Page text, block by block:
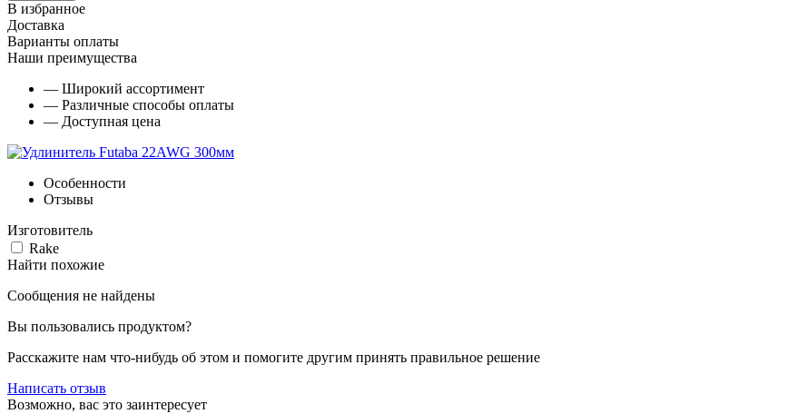
В избранное
Доставка
Варианты оплаты
Наши преимущества
— Широкий ассортимент
— Различные способы оплаты
— Доступная цена
Особенности
Отзывы
Изготовитель
Rake
Найти похожие
Сообщения не найдены
Вы пользовались продуктом?
Расскажите нам что-нибудь об этом и помогите другим принять правильное решение
Написать отзыв
Возможно, вас это заинтересует